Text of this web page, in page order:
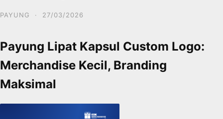
PAYUNG · 27/03/2026
Payung Lipat Kapsul Custom Logo:
Merchandise Kecil, Branding
Maksimal